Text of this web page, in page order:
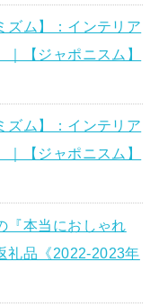
ズム】：インテリア
【ジャポニスム】
ズム】：インテリア
【ジャポニスム】
『本当におしゃれ
礼品《2022-2023年